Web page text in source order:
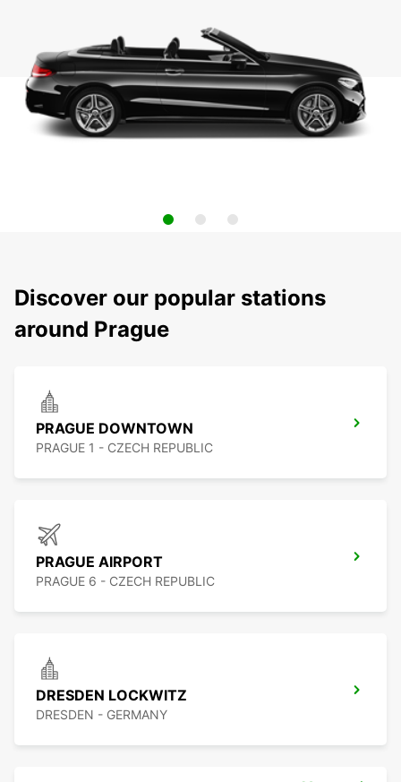
Discover our popular stations
around Prague
PRAGUE DOWNTOWN
PRAGUE 1 - CZECH REPUBLIC
PRAGUE AIRPORT
PRAGUE 6 - CZECH REPUBLIC
DRESDEN LOCKWITZ
DRESDEN - GERMANY